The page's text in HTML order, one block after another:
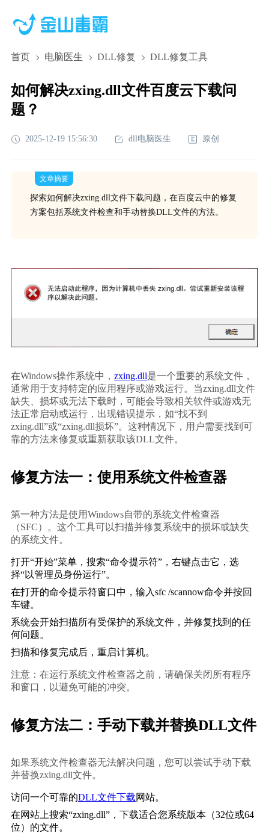
首页 电脑医生 DLL修复 DLL修复工具
如何解决zxing.dll文件百度云下载问
题？
2025-12-19 15:56:30 dll电脑医生 原创
文章摘要
探索如何解决zxing.dll文件下载问题，在百度云中的修复
方案包括系统文件检查和手动替换DLL文件的方法。
在Windows操作系统中， zxing.dll是一个重要的系统文件，
通常用于支持特定的应用程序或游戏运行。当zxing.dll文件
缺失、损坏或无法下载时，可能会导致相关软件或游戏无
法正常启动或运行，出现错误提示，如“找不到
zxing.dll”或“zxing.dll损坏”。这种情况下，用户需要找到可
靠的方法来修复或重新获取该DLL文件。
修复方法一：使用系统文件检查器
第一种方法是使用Windows自带的系统文件检查器
（SFC）。这个工具可以扫描并修复系统中的损坏或缺失
的系统文件。
打开“开始”菜单，搜索“命令提示符”，右键点击它，选
择“以管理员身份运行”。
在打开的命令提示符窗口中，输入sfc /scannow命令并按回
车键。
系统会开始扫描所有受保护的系统文件，并修复找到的任
何问题。
扫描和修复完成后，重启计算机。
注意：在运行系统文件检查器之前，请确保关闭所有程序
和窗口，以避免可能的冲突。
修复方法二：手动下载并替换DLL文件
如果系统文件检查器无法解决问题，您可以尝试手动下载
并替换zxing.dll文件。
访问一个可靠的DLL文件下载网站。
在网站上搜索“zxing.dll”，下载适合您系统版本（32位或64
位）的文件。